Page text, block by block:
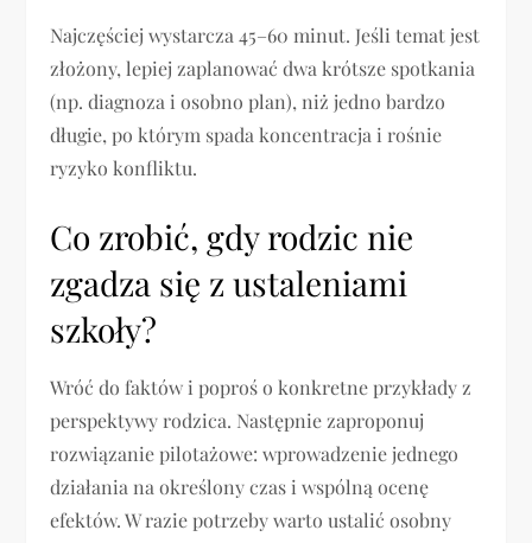
Najczęściej wystarcza 45–60 minut. Jeśli temat jest
złożony, lepiej zaplanować dwa krótsze spotkania
(np. diagnoza i osobno plan), niż jedno bardzo
długie, po którym spada koncentracja i rośnie
ryzyko konfliktu.
Co zrobić, gdy rodzic nie
zgadza się z ustaleniami
szkoły?
Wróć do faktów i poproś o konkretne przykłady z
perspektywy rodzica. Następnie zaproponuj
rozwiązanie pilotażowe: wprowadzenie jednego
działania na określony czas i wspólną ocenę
efektów. W razie potrzeby warto ustalić osobny